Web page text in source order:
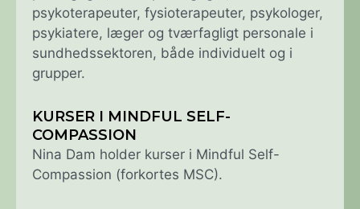
psykoterapeuter, fysioterapeuter, psykologer,
psykiatere, læger og tværfagligt personale i
sundhedssektoren, både individuelt og i
grupper.
KURSER I MINDFUL SELF-
COMPASSION
Nina Dam holder kurser i Mindful Self-
Compassion (forkortes MSC).